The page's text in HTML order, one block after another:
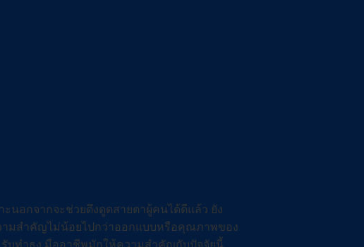
นอกจากจะช่วยดึงดูดสายตาผู้คนได้ดีแล้ว ยัง
ามสำคัญไม่น้อยไปกว่าออกแบบหรือคุณภาพของ
รับทำธง มืออาชีพมักให้ความสำคัญกับปัจจัยนี้